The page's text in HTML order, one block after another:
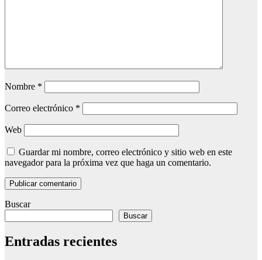
Nombre *
Correo electrónico *
Web
Guardar mi nombre, correo electrónico y sitio web en este
navegador para la próxima vez que haga un comentario.
Buscar
Buscar
Entradas recientes